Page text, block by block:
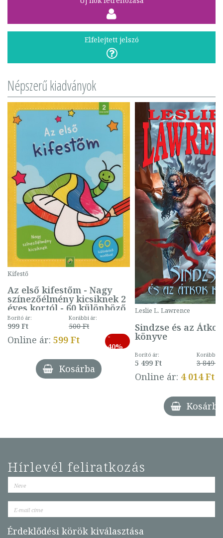
Elfelejtett jelszó
Népszerű kiadványok
Kifestő
Az első kifestőm - Nagy
színezőélmény kicsiknek 2
éves kortól - 60 különböző
mintával (gombás)
Borító ár:
999 Ft
Korábbi ár:
500 Ft
Online ár: 599 Ft
-
40%
Kosárba
Leslie L. Lawrence
Sindzse és az Átkok
könyve
Borító ár:
5 499 Ft
Korábbi
3 849 Ft
Online ár: 4 014 Ft
Kosárba
Hírlevél feliratkozás
Érdeklődési körök kiválasztása